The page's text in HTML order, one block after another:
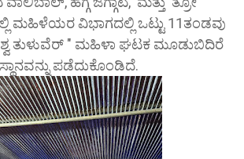
ಮಹಿಳೆಯರ ವಿಭಾಗದಲ್ಲಿ ಒಟ್ಟು 11ತಂಡವು
ತುಳುವೆರ್ " ಮಹಿಳಾ ಘಟಕ ಮೂಡುಬಿದಿರೆ
ಪಡೆದುಕೊಂಡಿದೆ.